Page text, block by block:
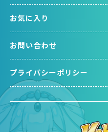
お気に入り
お問い合わせ
プライバシーポリシー